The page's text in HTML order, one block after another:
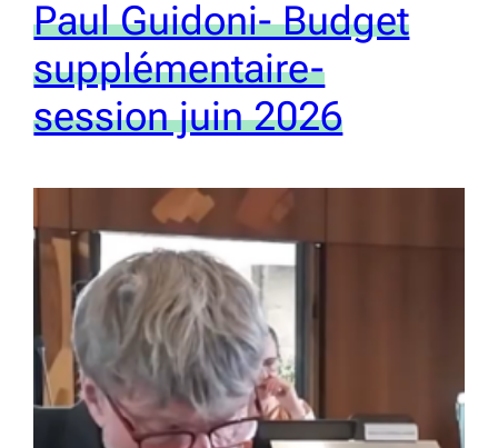
Paul Guidoni- Budget
supplémentaire-
session juin 2026